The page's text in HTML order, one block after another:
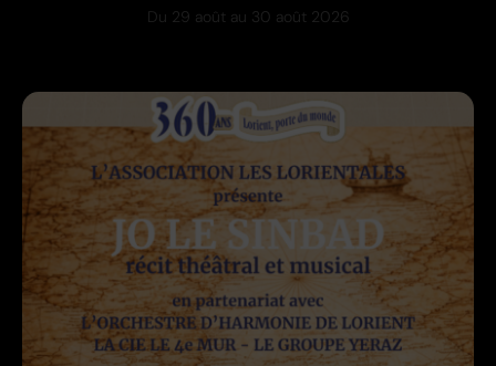
Du 29 août au 30 août 2026